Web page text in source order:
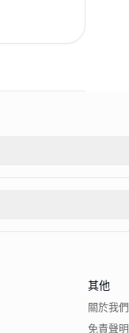
其他
關於我們
免責聲明